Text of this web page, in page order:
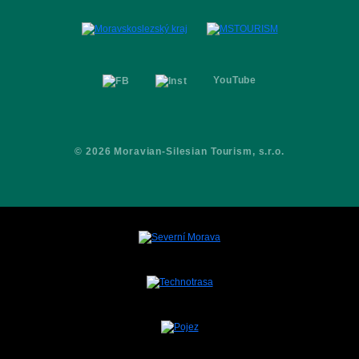
Kontakty
© 2026 Moravian-Silesian Tourism, s.r.o.
YouTube